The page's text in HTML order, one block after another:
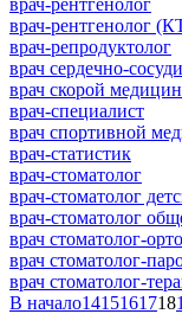
врач-рентгенолог
врач-репродуктолог
врач сердечно-
врач скорой
врач-специалист
врач спортивной
врач-статистик
врач-стоматолог
врач-стоматолог
врач-стоматолог
врач стоматолог-
врач стоматолог-
врач стоматолог-
В начало1415161718